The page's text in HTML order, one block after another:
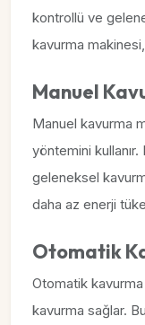
kontrollü ve
kavurma
Manuel
Manuel kavurma
yöntemini
geleneksel
daha az enerji
Otomatik
Otomatik kavurma
kavurma sağlar.